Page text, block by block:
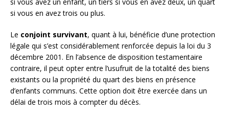
si vous en avez trois ou plus.
Le conjoint survivant, quant à lui, bénéficie d’une protection
légale qui s’est considérablement renforcée depuis la loi du 3
décembre 2001. En l’absence de disposition testamentaire
contraire, il peut opter entre l’usufruit de la totalité des biens
existants ou la propriété du quart des biens en présence
d’enfants communs. Cette option doit être exercée dans un
délai de trois mois à compter du décès.